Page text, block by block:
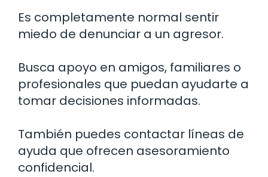
Es completamente normal sentir
miedo de denunciar a un agresor.
Busca apoyo en amigos, familiares o
profesionales que puedan ayudarte a
tomar decisiones informadas.
También puedes contactar líneas de
ayuda que ofrecen asesoramiento
confidencial.